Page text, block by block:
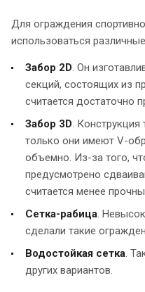
Для ограждения
использоваться
Забор 2D. Он
секций, состоящих из
считается достаточно
Забор 3D. Конструкция
только они имеют V-
объемно. Из-за того,
предусмотрено
считается менее
Сетка-рабица.
сделали такие
Водостойкая сетка.
других вариантов.